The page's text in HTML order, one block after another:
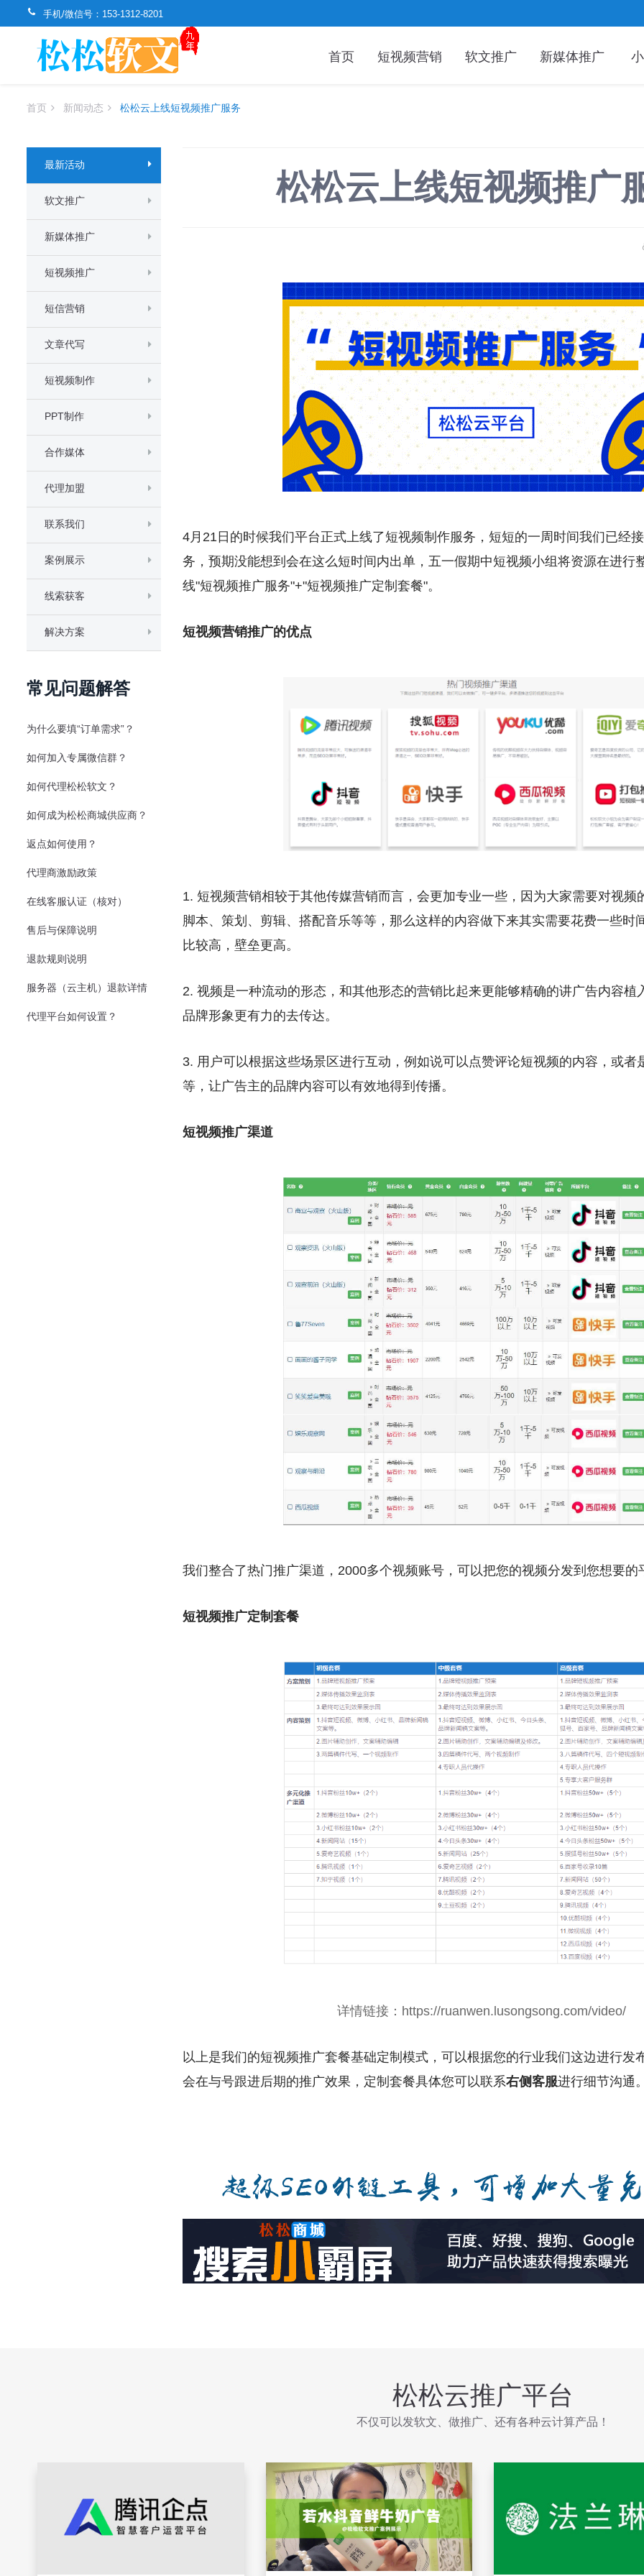
手机/微信号： 153-1312-8201
首页 短视频营销 软文推广 新媒体推广
首页 新闻动态 ​松松云上线短视频推广服务
最新活动
软文推广
新媒体推广
短视频推广
短信营销
文章代写
短视频制作
PPT制作
合作媒体
代理加盟
联系我们
案例展示
线索获客
解决方案
常见问题解答
为什么要填“订单需求”？
如何加入专属微信群？
如何代理松松软文？
如何成为松松商城供应商？
返点如何使用？
代理商激励政策
在线客服认证（核对）
售后与保障说明
退款规则说明
服务器（云主机）退款详情
代理平台如何设置？
松松云上线短视频推广
4月21日的时候我们平台正式上线了短视频制作服务，短短的一周时间我们已经
务，预期没能想到会在这么短时间内出单，五一假期中短视频小组将资源在进行
线"短视频推广服务"+"短视频推广定制套餐"。
短视频营销推广的优点
1. 短视频营销相较于其他传媒营销而言，会更加专业一些，因为大家需要对视频
脚本、策划、剪辑、搭配音乐等等，那么这样的内容做下来其实需要花费一些时
比较高，壁垒更高。
2. 视频是一种流动的形态，和其他形态的营销比起来更能够精确的讲广告内容植
品牌形象更有力的去传达。
3. 用户可以根据这些场景区进行互动，例如说可以点赞评论短视频的内容，或者
等，让广告主的品牌内容可以有效地得到传播。
短视频推广渠道
我们整合了热门推广渠道，2000多个视频账号，可以把您的视频分发到您想要的
短视频推广定制套餐
详情链接：https://ruanwen.lusongsong.com/video/
以上是我们的短视频推广套餐基础定制模式，可以根据您的行业我们这边进行发
会在与号跟进后期的推广效果，定制套餐具体您可以联系右侧客服进行细节沟通
松松云推广平台
不仅可以发软文、做推广、还有各种云计算产品！